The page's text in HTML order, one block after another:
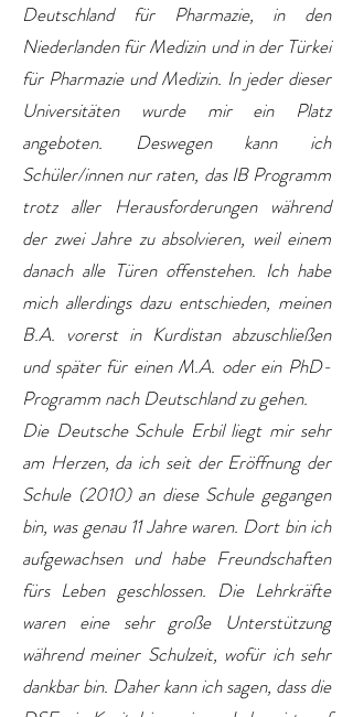
Deutschland für Pharmazie, in den
Niederlanden für Medizin und in der Türkei
für Pharmazie und Medizin. In jeder dieser
Universitäten wurde mir ein Platz
angeboten. Deswegen kann ich
Schüler/innen nur raten, das IB Programm
trotz aller Herausforderungen während
der zwei Jahre zu absolvieren, weil einem
danach alle Türen offenstehen. Ich habe
mich allerdings dazu entschieden, meinen
B.A. vorerst in Kurdistan abzuschließen
und später für einen M.A. oder ein PhD-
Programm nach Deutschland zu gehen.
Die Deutsche Schule Erbil liegt mir sehr
am Herzen, da ich seit der Eröffnung der
Schule (2010) an diese Schule gegangen
bin, was genau 11 Jahre waren. Dort bin ich
aufgewachsen und habe Freundschaften
fürs Leben geschlossen. Die Lehrkräfte
waren eine sehr große Unterstützung
während meiner Schulzeit, wofür ich sehr
dankbar bin. Daher kann ich sagen, dass die